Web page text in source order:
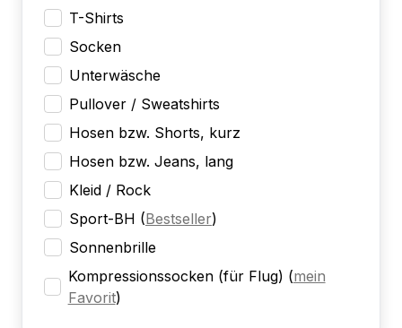
T-Shirts
Socken
Unterwäsche
Pullover / Sweatshirts
Hosen bzw. Shorts, kurz
Hosen bzw. Jeans, lang
Kleid / Rock
Sport-BH (Bestseller)
Sonnenbrille
Kompressionssocken (für Flug) (mein
Favorit)